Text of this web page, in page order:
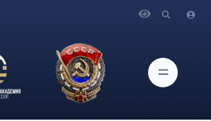
Гончаров Сергей и Маклакова
советско-турецкого художественного
печаль моя», снятого по мотивам
классика турецк